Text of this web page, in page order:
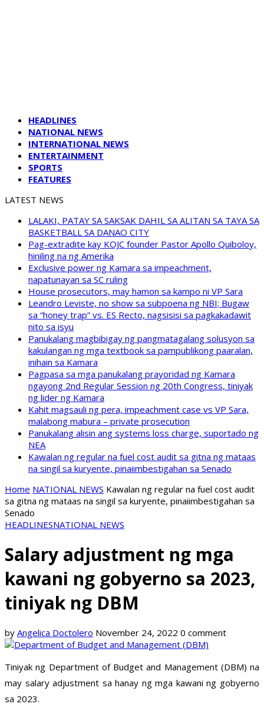
HEADLINES
NATIONAL NEWS
INTERNATIONAL NEWS
ENTERTAINMENT
SPORTS
FEATURES
LATEST NEWS
LALAKI, PATAY SA SAKSAK DAHIL SA ALITAN SA TAYA SA
BASKETBALL SA DANAO CITY
Pag-extradite kay KOJC founder Pastor Apollo Quiboloy,
hiniling na ng Amerika
Exclusive power ng Kamara sa impeachment,
napatunayan sa SC ruling
House prosecutors, may hamon sa kampo ni VP Sara
Leandro Leviste, no show sa subpoena ng NBI; Bugaw
sa “honey trap” vs. ES Recto, nagsisisi sa pagkakadawit
nito sa isyu
Panukalang magbibigay ng pangmatagalang solusyon sa
kakulangan ng mga textbook sa pampublikong paaralan,
inihain sa Kamara
Pagpasa sa mga panukalang prayoridad ng Kamara
ngayong 2nd Regular Session ng 20th Congress, tiniyak
ng lider ng Kamara
Kahit magsauli ng pera, impeachment case vs VP Sara,
malabong mabura – private prosecution
Panukalang alisin ang systems loss charge, suportado ng
NEA
Kawalan ng regular na fuel cost audit sa gitna ng mataas
na singil sa kuryente, pinaiimbestigahan sa Senado
Home NATIONAL NEWS Kawalan ng regular na fuel cost audit
sa gitna ng mataas na singil sa kuryente, pinaiimbestigahan sa
Senado
HEADLINESNATIONAL NEWS
Salary adjustment ng mga
kawani ng gobyerno sa 2023,
tiniyak ng DBM
by Angelica Doctolero November 24, 2022 0 comment
Tiniyak ng Department of Budget and Management (DBM) na
may salary adjustment sa hanay ng mga kawani ng gobyerno
sa 2023.